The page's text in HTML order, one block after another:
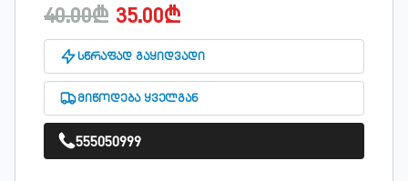
40.00₾ 35.00₾
სწრაფად გაყიდვადი
მიწოდება ყველგან
555050999